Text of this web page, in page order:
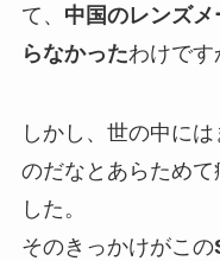
て、 中国のレンズ
らなかったわけです
しかし、世の中に
のだなとあらため
した。
そのきっかけがこの